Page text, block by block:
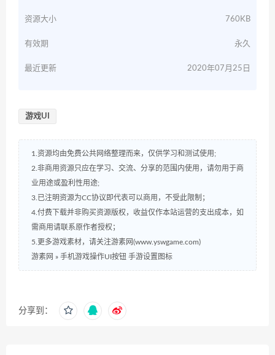
资源大小 760KB
有效期 永久
最近更新 2020年07月25日
游戏UI
1.资源均由免费公共网络整理而来，仅供学习和测试使用;
2.非商用资源只应在学习、交流、分享的范围内使用，请勿用于商
业用途或盈利性用途;
3.已注明资源为CC协议即代表可以商用，不受此限制；
4.付费下载并非购买资源版权，收益仅作本站运营的支出成本，如
需商用请联系原作者授权；
5.更多游戏素材，请关注游素网(www.yswgame.com)
游素网 » 手机游戏操作UI按钮 手游设置图标
分享到：